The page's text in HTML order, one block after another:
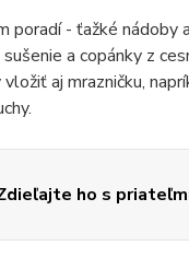
poradí - ťažké nádoby
a copánky z
aj mrazničku,
ho s